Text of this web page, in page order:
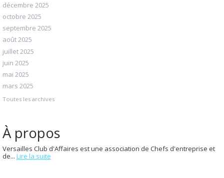
décembre 2025
octobre 2025
septembre 2025
août 2025
juillet 2025
juin 2025
mai 2025
mars 2025
Toutes les archives
À propos
Versailles Club d'Affaires est une association de Chefs d'entreprise et
de... Lire la suite